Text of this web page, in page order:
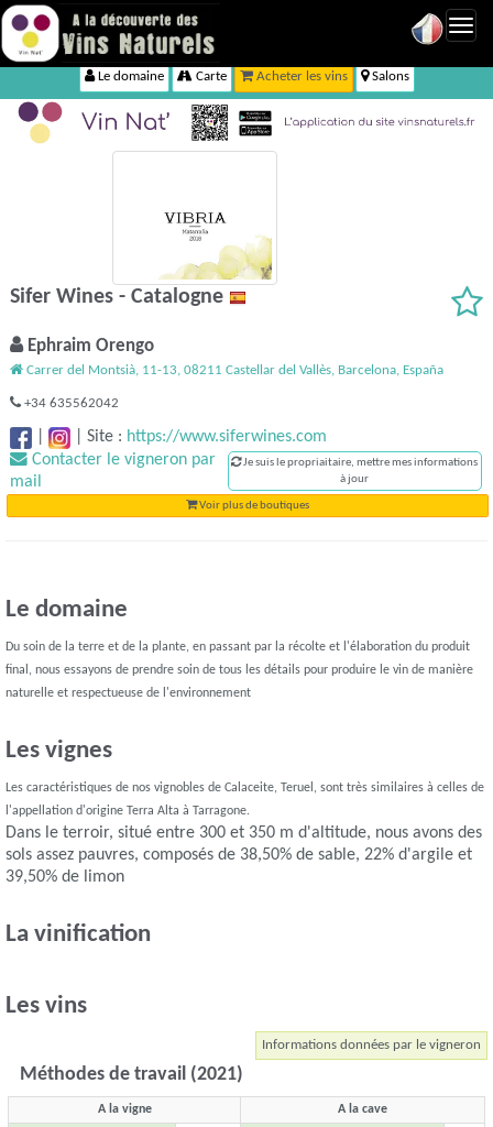
Le domaine Carte Acheter les vins Salons
Sifer Wines - Catalogne
Ephraim Orengo
Carrer del Montsià, 11-13, 08211 Castellar del Vallès, Barcelona, España
+34 635562042
| |Site : https://www.siferwines.com
Contacter le vigneron par
mail
Je suis le propriaitaire, mettre mes informations
à jour
Voir plus de boutiques
Le domaine
Du soin de la terre et de la plante, en passant par la récolte et l'élaboration du produit
final, nous essayons de prendre soin de tous les détails pour produire le vin de manière
naturelle et respectueuse de l'environnement
Les vignes
Les caractéristiques de nos vignobles de Calaceite, Teruel, sont très similaires à celles de
l'appellation d'origine Terra Alta à Tarragone.
Dans le terroir, situé entre 300 et 350 m d'altitude, nous avons des
sols assez pauvres, composés de 38,50% de sable, 22% d'argile et
39,50% de limon
La vinification
Les vins
Informations données par le vigneron
Méthodes de travail (2021)
A la vigne A la cave